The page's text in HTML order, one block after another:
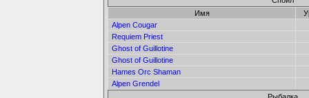
Имя
Alpen Cougar
Requiem Priest
Ghost of Guillotine
Ghost of Guillotine
Hames Orc Shaman
Alpen Grendel